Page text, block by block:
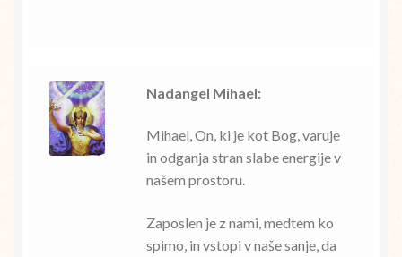
Nadangel Mihael:
Mihael, On, ki je kot Bog, varuje
in odganja stran slabe energije v
našem prostoru.
Zaposlen je z nami, medtem ko
spimo, in vstopi v naše sanje, da